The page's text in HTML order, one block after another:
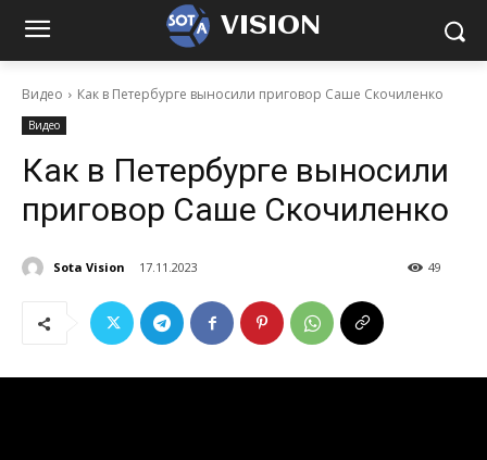
VISION
Видео Как в Петербурге выносили приговор Саше Скочиленко
Видео
Как в Петербурге выносили
приговор Саше Скочиленко
Sota Vision 17.11.2023 49